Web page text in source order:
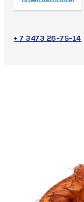
+ 7 3473 26-75-14